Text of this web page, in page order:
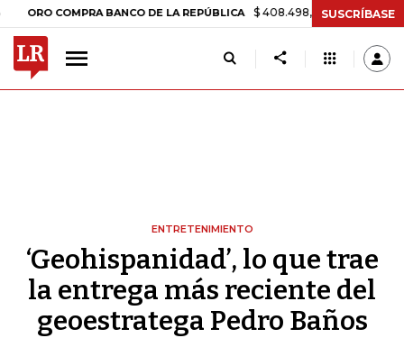
COMPRA BANCO DE LA REPÚBLICA $ 408.498,97 +$ 8.753,81 +2,19%
SUSCRÍBASE
ENTRETENIMIENTO
‘Geohispanidad’, lo que trae
la entrega más reciente del
geoestratega Pedro Baños